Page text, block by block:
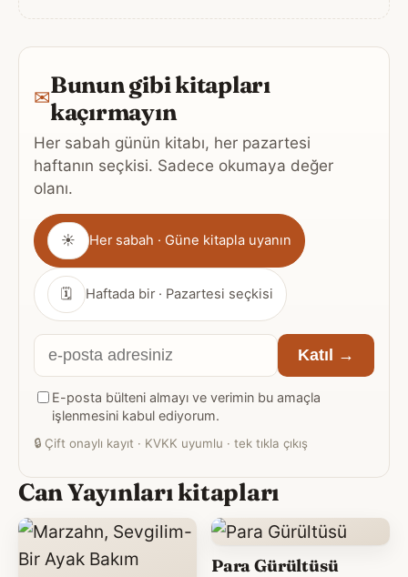
✉Bunun gibi kitapları
kaçırmayın
Her sabah günün kitabı, her pazartesi
haftanın seçkisi. Sadece okumaya değer
olanı.
Gönderim
sıklığı
☀ Her sabah · Güne kitapla uyanın
🗓 Haftada bir · Pazartesi seçkisi
E-
posta
adresiniz
Katıl →
E-posta bülteni almayı ve verimin bu amaçla
işlenmesini kabul ediyorum.
🔒 Çift onaylı kayıt · KVKK uyumlu · tek tıkla çıkış
Can Yayınları kitapları
Para Gürültüsü